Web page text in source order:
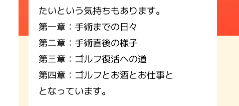
たいという気持ちもあります。
第一章：手術までの日々
第二章：手術直後の様子
第三章：ゴルフ復活への道
第四章：ゴルフとお酒とお仕事と
となっています。